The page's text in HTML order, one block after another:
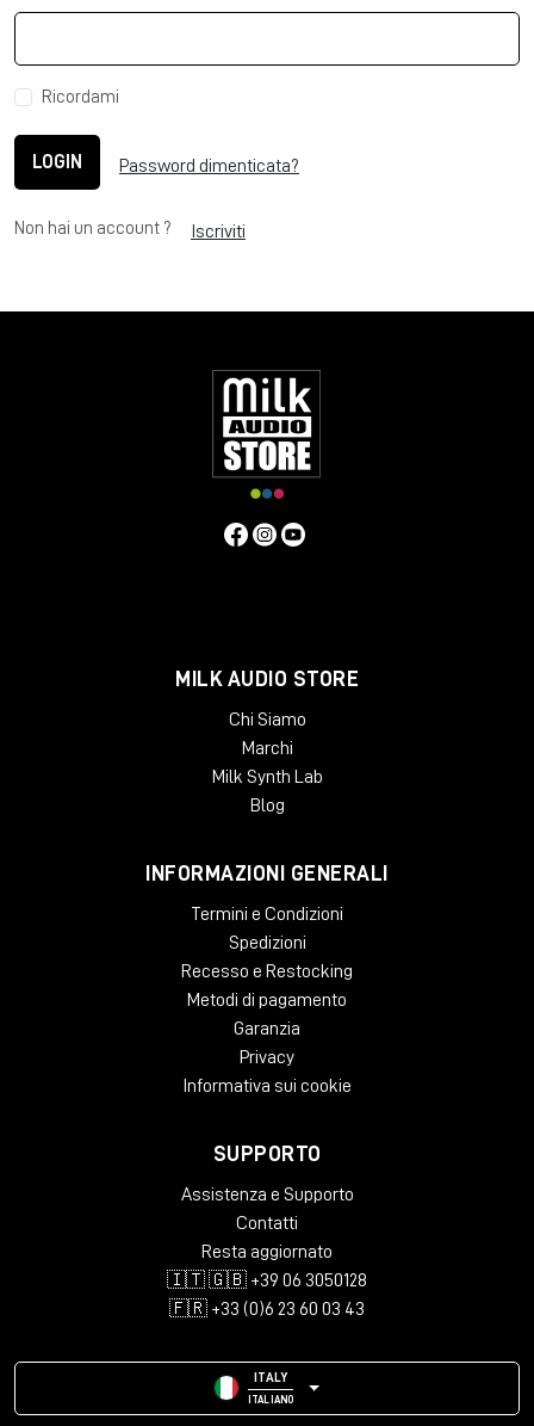
Ricordami
LOGIN Password dimenticata?
Non hai un account ? Iscriviti
MILK AUDIO STORE
Chi Siamo
Marchi
Milk Synth Lab
Blog
INFORMAZIONI GENERALI
Termini e Condizioni
Spedizioni
Recesso e Restocking
Metodi di pagamento
Garanzia
Privacy
Informativa sui cookie
SUPPORTO
Assistenza e Supporto
Contatti
Resta aggiornato
🇮🇹 🇬🇧 +39 06 3050128
🇫🇷 +33 (0)6 23 60 03 43
ITALY
ITALIANO